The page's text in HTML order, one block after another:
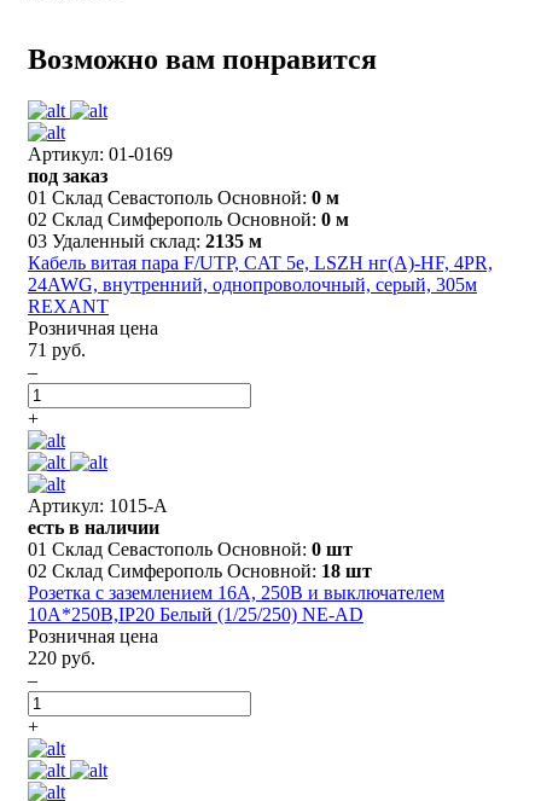
Возможно вам понравится
Артикул: 01-0169
под заказ
01 Склад Севастополь Основной: 0 м
02 Склад Симферополь Основной: 0 м
03 Удаленный склад: 2135 м
Кабель витая пара F/UTP, CAT 5e, LSZH нг(А)-HF, 4PR,
24AWG, внутренний, однопроволочный, серый, 305м
REXANT
Розничная цена
71 руб.
–
+
Артикул: 1015-A
есть в наличии
01 Склад Севастополь Основной: 0 шт
02 Склад Симферополь Основной: 18 шт
Розетка с заземлением 16A, 250В и выключателем
10А*250В,IP20 Белый (1/25/250) NE-AD
Розничная цена
220 руб.
–
+